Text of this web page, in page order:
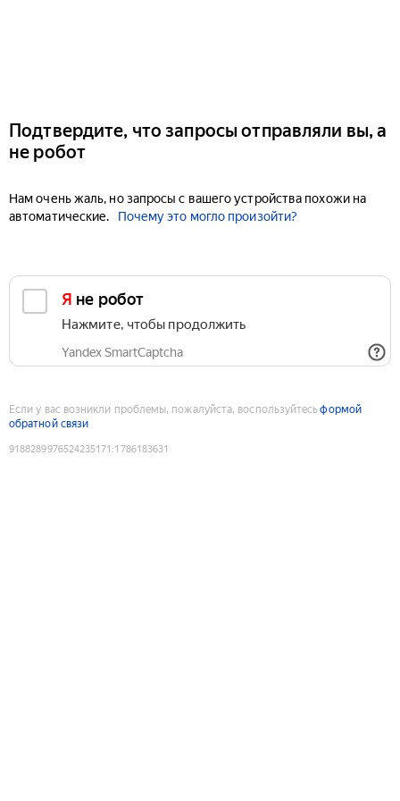
Подтвердите, что запросы отправляли вы, а
не робот
Нам очень жаль, но запросы с вашего устройства похожи на
автоматические.
Почему это могло произойти?
Я не робот
Нажмите, чтобы продолжить
Yandex SmartCaptcha
Если у вас возникли проблемы, пожалуйста, воспользуйтесьформой
обратной связи
9188289976524235171 :1786183631